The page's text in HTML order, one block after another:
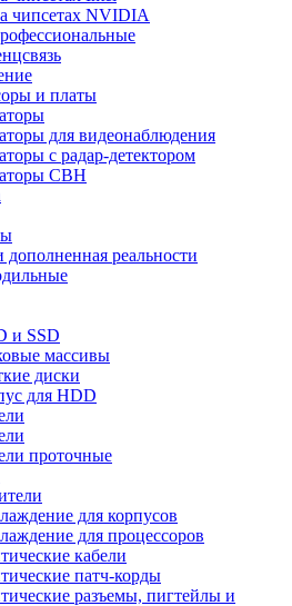
чипсетах NVIDIA
и платы
для видеонаблюдения
с радар-детектором
СВН
дополненная реальности
и SSD
массивы
диски
для HDD
проточные
для корпусов
для процессоров
кабели
патч-корды
разъемы, пигтейлы и